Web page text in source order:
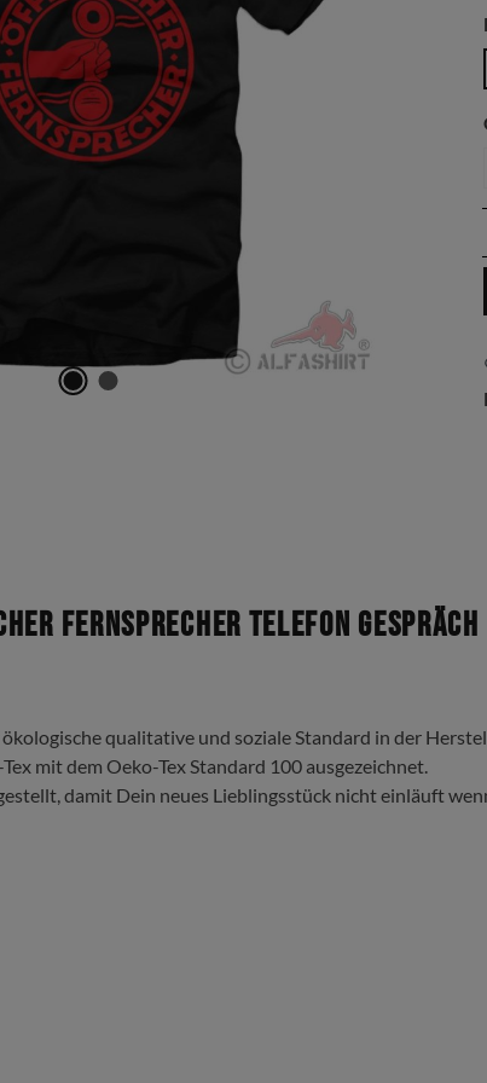
Fernsprecher Telefon
qualitative und soziale Standard in der
mit dem Oeko-Tex Standard 100 ausgezeichnet.
damit Dein neues Lieblingsstück nicht einläuft